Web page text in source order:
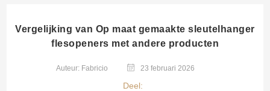
Vergelijking van Op maat gemaakte sleutelhanger
flesopeners met andere producten
Auteur: Fabricio 23 februari 2026
Deel: